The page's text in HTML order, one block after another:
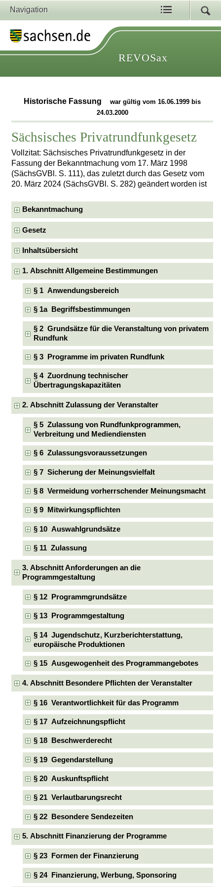
Navigation
REVOSax
Historische Fassung
war gültig vom 16.06.1999 bis
24.03.2000
Sächsisches Privatrundfunkgesetz
Vollzitat: Sächsisches Privatrundfunkgesetz in der
Fassung der Bekanntmachung vom 17. März 1998
(SächsGVBl. S. 111), das zuletzt durch das Gesetz vom
20. März 2024 (SächsGVBl. S. 282) geändert worden ist
Bekanntmachung
Gesetz
Inhaltsübersicht
1. Abschnitt Allgemeine Bestimmungen
§ 1 Anwendungsbereich
§ 1a Begriffsbestimmungen
§ 2 Grundsätze für die Veranstaltung von privatem
Rundfunk
§ 3 Programme im privaten Rundfunk
§ 4 Zuordnung technischer
Übertragungskapazitäten
2. Abschnitt Zulassung der Veranstalter
§ 5 Zulassung von Rundfunkprogrammen,
Verbreitung und Mediendiensten
§ 6 Zulassungsvoraussetzungen
§ 7 Sicherung der Meinungsvielfalt
§ 8 Vermeidung vorherrschender Meinungsmacht
§ 9 Mitwirkungspflichten
§ 10 Auswahlgrundsätze
§ 11 Zulassung
3. Abschnitt Anforderungen an die
Programmgestaltung
§ 12 Programmgrundsätze
§ 13 Programmgestaltung
§ 14 Jugendschutz, Kurzberichterstattung,
europäische Produktionen
§ 15 Ausgewogenheit des Programmangebotes
4. Abschnitt Besondere Pflichten der Veranstalter
§ 16 Verantwortlichkeit für das Programm
§ 17 Aufzeichnungspflicht
§ 18 Beschwerderecht
§ 19 Gegendarstellung
§ 20 Auskunftspflicht
§ 21 Verlautbarungsrecht
§ 22 Besondere Sendezeiten
5. Abschnitt Finanzierung der Programme
§ 23 Formen der Finanzierung
§ 24 Finanzierung, Werbung, Sponsoring